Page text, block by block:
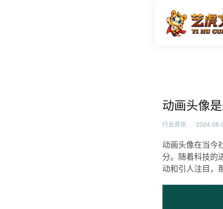
动画头
动画头像
行业资讯 2024-08-
动画头像在当今
分。随着科技的
动和引人注目，